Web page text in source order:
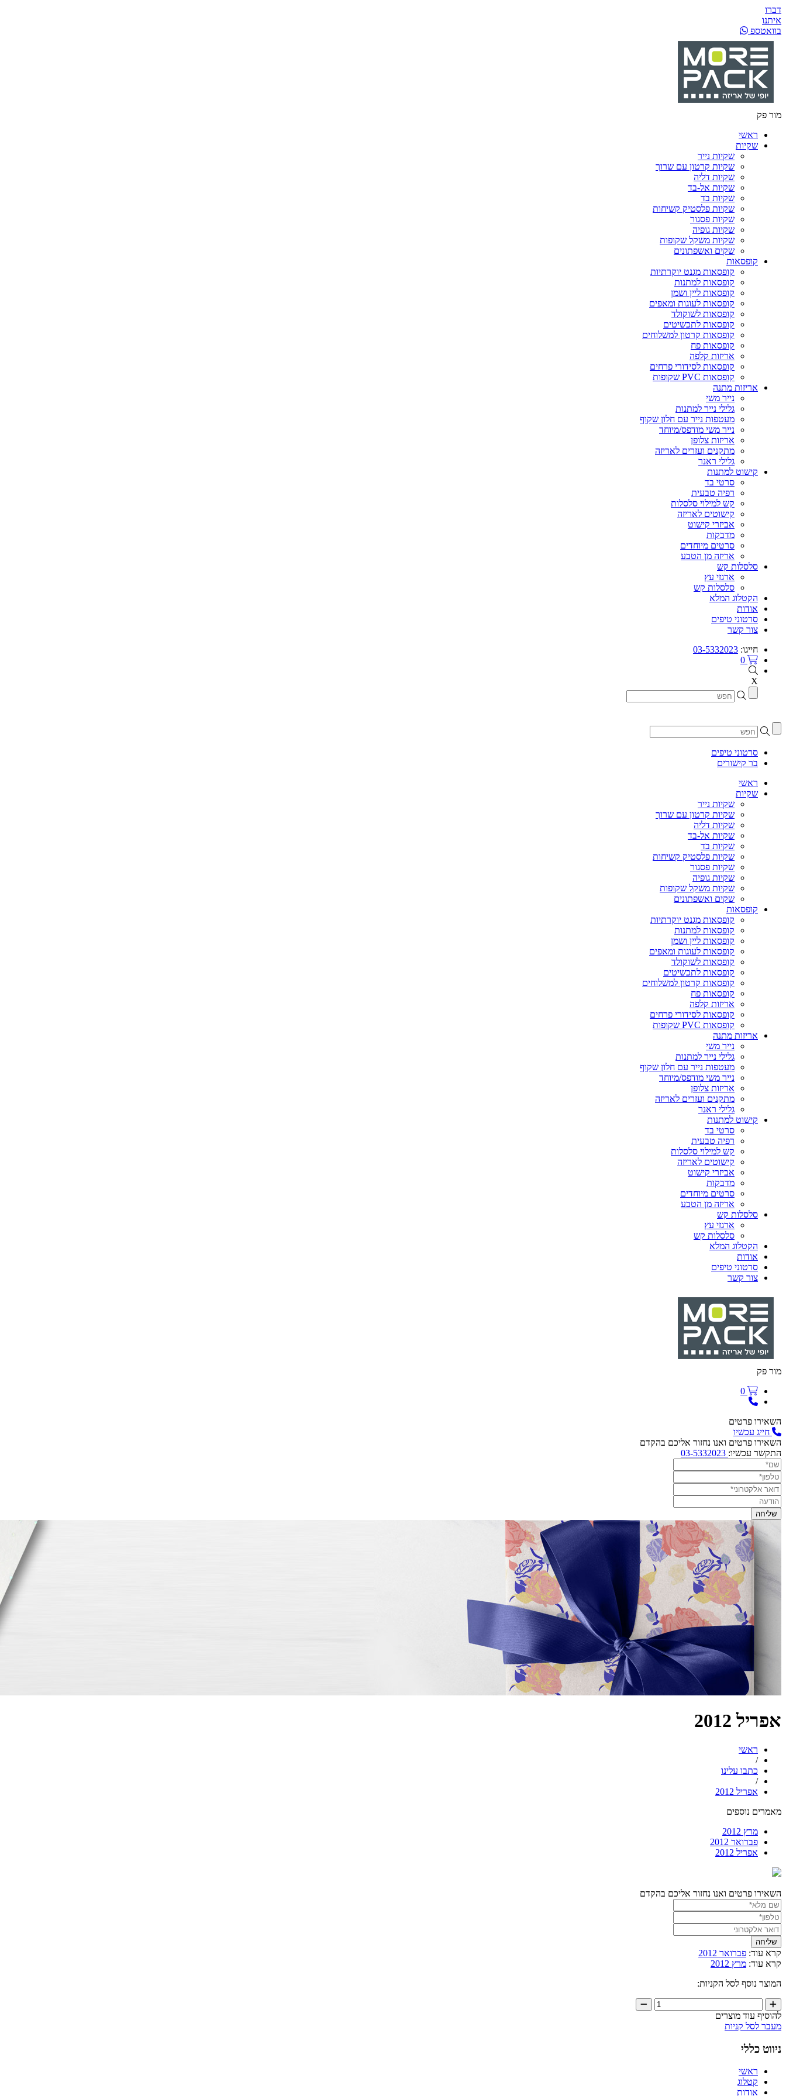
דברו
איתנו
בוואטספ
מור פק
ראשי
שקיות
שקיות נייר
שקיות קרטון עם שרוך
שקיות דליה
שקיות אל-בד
שקיות בד
שקיות פלסטיק קשיחות
שקיות פסגור
שקיות גופיה
שקיות משקל שקופות
שקים ואשפתונים
קופסאות
קופסאות מגנט יוקרתיות
קופסאות למתנות
קופסאות ליין ושמן
קופסאות לעוגות ומאפים
קופסאות לשוקולד
קופסאות לתכשיטים
קופסאות קרטון למשלוחים
קופסאות פח
אריזות קלפה
קופסאות לסידורי פרחים
קופסאות PVC שקופות
אריזות מתנה
נייר משי
גלילי נייר למתנות
מעטפות נייר עם חלון שקוף
נייר משי מודפס/מיוחד
אריזות צלופן
מתקנים ועזרים לאריזה
גלילי ראנר
קישוט למתנות
סרטי בד
רפיה טבעית
קש למילוי סלסלות
קישוטים לאריזה
אביזרי קישוט
מדבקות
סרטים מיוחדים
אריזה מן הטבע
סלסלות קש
ארגזי עץ
סלסלות קש
הקטלוג המלא
אודות
סרטוני טיפים
צור קשר
חייגו: 03-5332023
0
X
סרטוני טיפים
בר קישורים
ראשי
שקיות
שקיות נייר
שקיות קרטון עם שרוך
שקיות דליה
שקיות אל-בד
שקיות בד
שקיות פלסטיק קשיחות
שקיות פסגור
שקיות גופיה
שקיות משקל שקופות
שקים ואשפתונים
קופסאות
קופסאות מגנט יוקרתיות
קופסאות למתנות
קופסאות ליין ושמן
קופסאות לעוגות ומאפים
קופסאות לשוקולד
קופסאות לתכשיטים
קופסאות קרטון למשלוחים
קופסאות פח
אריזות קלפה
קופסאות לסידורי פרחים
קופסאות PVC שקופות
אריזות מתנה
נייר משי
גלילי נייר למתנות
מעטפות נייר עם חלון שקוף
נייר משי מודפס/מיוחד
אריזות צלופן
מתקנים ועזרים לאריזה
גלילי ראנר
קישוט למתנות
סרטי בד
רפיה טבעית
קש למילוי סלסלות
קישוטים לאריזה
אביזרי קישוט
מדבקות
סרטים מיוחדים
אריזה מן הטבע
סלסלות קש
ארגזי עץ
סלסלות קש
הקטלוג המלא
אודות
סרטוני טיפים
צור קשר
מור פק
0
השאירו פרטים
חייג עכשיו
השאירו פרטים ואנו נחזור אליכם בהקדם
התקשר עכשיו:
אפריל 2012
ראשי
/
כתבו עלינו
/
אפריל 2012
מאמרים נוספים
מרץ 2012
פברואר 2012
אפריל 2012
השאירו פרטים ואנו נחזור אליכם בהקדם
קרא עוד: פברואר 2012
קרא עוד: מרץ 2012
המוצר נוסף לסל הקניות:
להוסיף עוד מוצרים
מעבר לסל קניות
ניווט כללי
ראשי
קטלוג
אודות